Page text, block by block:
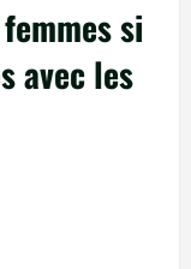
si
avec les